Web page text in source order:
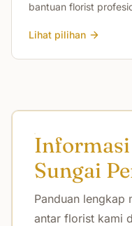
bantuan florist
Lihat pilihan
Sungai
Panduan lengkap
antar florist kami